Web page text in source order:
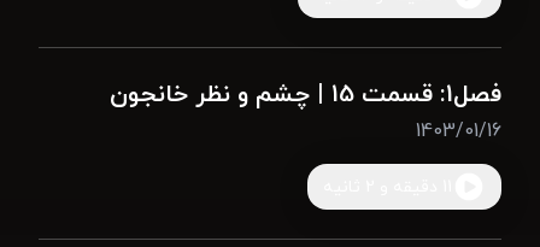
فصل1: قسمت 15 | چشم و نظر خانجون
1403/01/16